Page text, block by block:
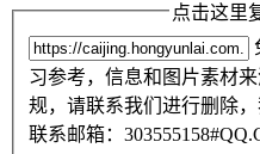
点击这里
习参考，信息和图片素材
规，请联系我们进行删除
联系邮箱：